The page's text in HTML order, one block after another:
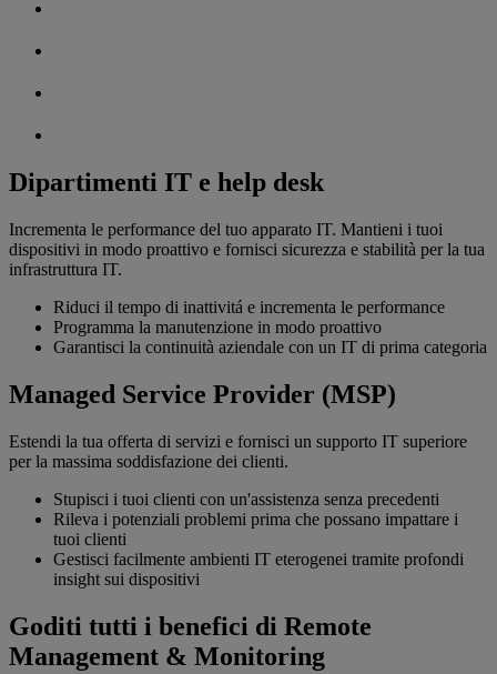
Dipartimenti IT e help desk
Incrementa le performance del tuo apparato IT. Mantieni i tuoi
dispositivi in modo proattivo e fornisci sicurezza e stabilità per la tua
infrastruttura IT.
Riduci il tempo di inattivitá e incrementa le performance
Programma la manutenzione in modo proattivo
Garantisci la continuità aziendale con un IT di prima categoria
Managed Service Provider (MSP)
Estendi la tua offerta di servizi e fornisci un supporto IT superiore
per la massima soddisfazione dei clienti.
Stupisci i tuoi clienti con un'assistenza senza precedenti
Rileva i potenziali problemi prima che possano impattare i
tuoi clienti
Gestisci facilmente ambienti IT eterogenei tramite profondi
insight sui dispositivi
Goditi tutti i benefici di Remote
Management & Monitoring